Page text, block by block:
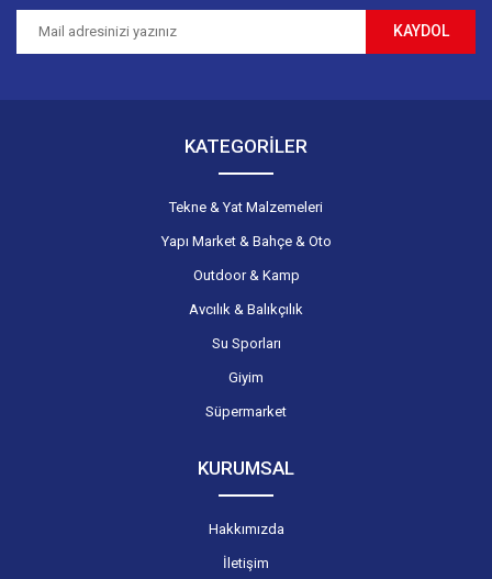
KAYDOL
KATEGORİLER
Tekne & Yat Malzemeleri
Yapı Market & Bahçe & Oto
Outdoor & Kamp
Avcılık & Balıkçılık
Su Sporları
Giyim
Süpermarket
KURUMSAL
Hakkımızda
İletişim